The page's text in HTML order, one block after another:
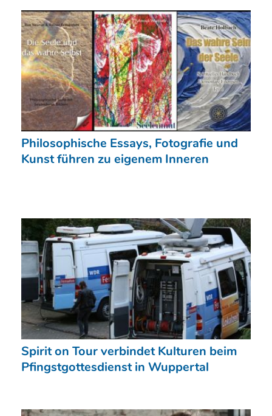
Philosophische Essays, Fotografie und
Kunst führen zu eigenem Inneren
Spirit on Tour verbindet Kulturen beim
Pfingstgottesdienst in Wuppertal